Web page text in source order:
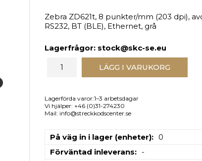
Zebra ZD621t, 8 punkter/mm (203 dpi),
RS232, BT (BLE), Ethernet, grå
Lagerfrågor: stock@skc-se.eu
LÄGG I VARUKORG
Lagerförda varor:1–3 arbetsdagar
Vi hjälper: +46 (0)31-274230
Mail: info@streckkodscenter.se
På väg in i lager (enheter)
0
Förväntad inleverans
-